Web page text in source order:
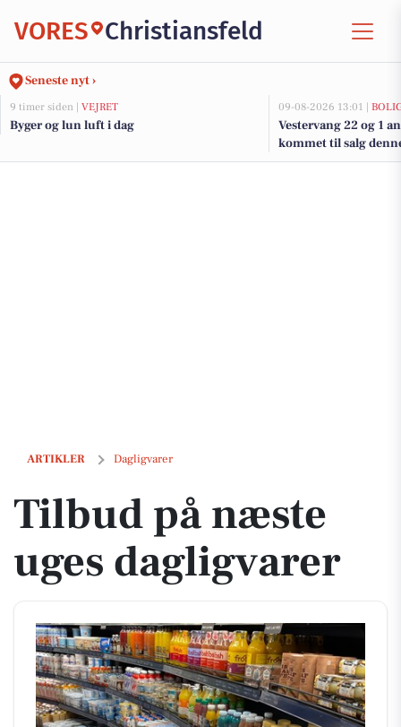
VORES Christiansfeld
Seneste nyt ›
9 timer siden | VEJRET
Byger og lun luft i dag
09-08-2026 13:01 |
Vestervang 22 og 1
kommet til salg
se boligerne her.
ARTIKLER Dagligvarer
Tilbud på næste uges dagligvarer
Tilbud på næste
uges dagligvarer